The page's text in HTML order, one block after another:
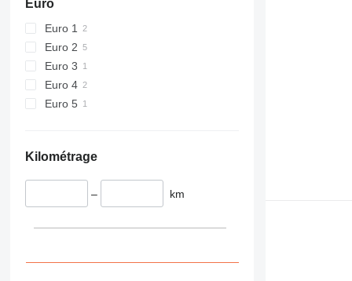
444
589
826
906
907
914
918
Euro
Euro 1
Euro 2
Euro 3
Euro 4
Euro 5
Kilométrage
– km